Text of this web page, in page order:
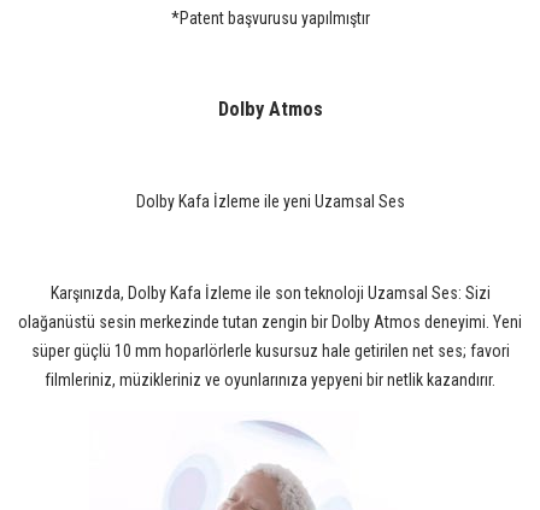
*Patent başvurusu yapılmıştır
Dolby Atmos
Dolby Kafa İzleme ile yeni Uzamsal Ses
Karşınızda, Dolby Kafa İzleme ile son teknoloji Uzamsal Ses: Sizi
olağanüstü sesin merkezinde tutan zengin bir Dolby Atmos deneyimi. Yeni
süper güçlü 10 mm hoparlörlerle kusursuz hale getirilen net ses; favori
filmleriniz, müzikleriniz ve oyunlarınıza yepyeni bir netlik kazandırır.